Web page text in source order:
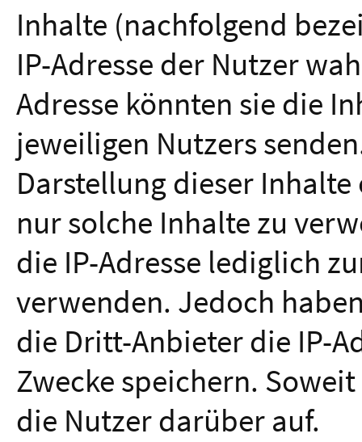
Inhalte (nachfolgend
IP-Adresse der Nutzer
Adresse könnten sie die
jeweiligen Nutzers
Darstellung dieser
nur solche Inhalte zu
die IP-Adresse lediglich
verwenden. Jedoch
die Dritt-Anbieter die IP-
Zwecke speichern.
die Nutzer darüber auf.